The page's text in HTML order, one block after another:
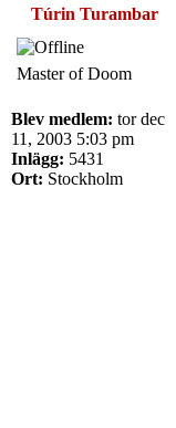
Túrin Turambar
Master of Doom
Blev medlem: tor dec
11, 2003 5:03 pm
Inlägg: 5431
Ort: Stockholm